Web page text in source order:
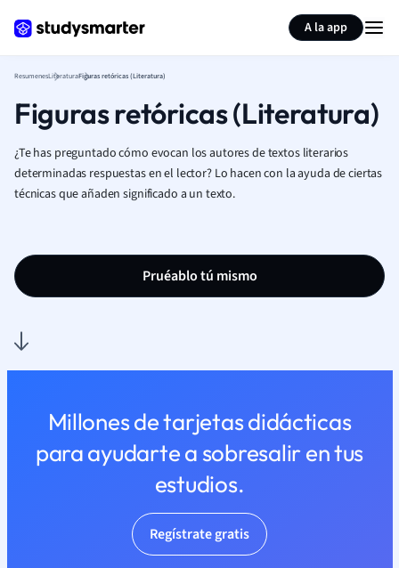
A la app
ResumenesLiteraturaFiguras retóricas (Literatura)
Figuras retóricas (Literatura)
¿Te has preguntado cómo evocan los autores de textos literarios
determinadas respuestas en el lector? Lo hacen con la ayuda de ciertas
técnicas que añaden significado a un texto.
Pruéablo tú mismo
Millones de tarjetas didácticas
para ayudarte a sobresalir en tus
estudios.
Regístrate gratis
Resumir página